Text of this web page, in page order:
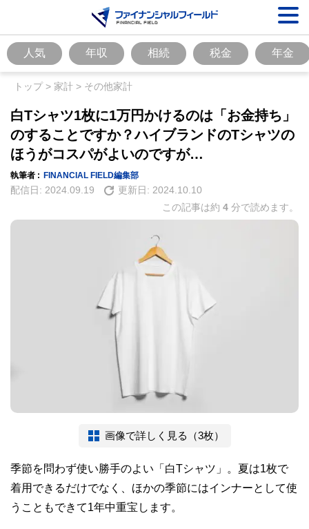
人気 年収 相続 税金 年金
トップ> 家計 > その他家計
白Tシャツ1枚に1万円かけるのは「お金持ち」
のすることですか？ハイブランドのTシャツの
ほうがコスパがよいのですが…
執筆者 : FINANCIAL FIELD編集部
配信日: 2024.09.19 更新日: 2024.10.10
この記事は約 4 分で読めます。
画像で詳しく見る（3枚）
季節を問わず使い勝手のよい「白Tシャツ」。夏は1枚で
着用できるだけでなく、ほかの季節にはインナーとして使
うこともできて1年中重宝します。